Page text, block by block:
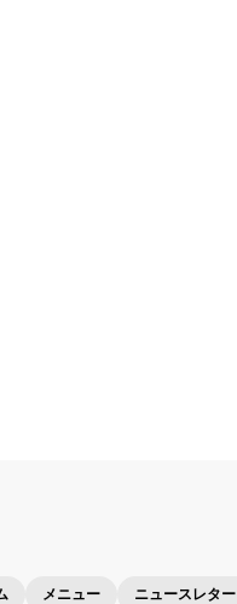
メニュー ニュースレター